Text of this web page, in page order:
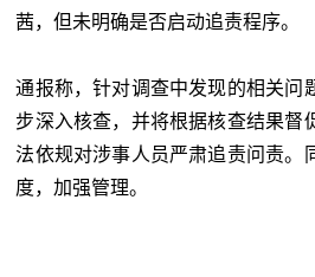
茜，但未明确是否启动追责程序。
通报称，针对调查中发现的相关问
步深入核查，并将根据核查结果督
法依规对涉事人员严肃追责问责。
度，加强管理。